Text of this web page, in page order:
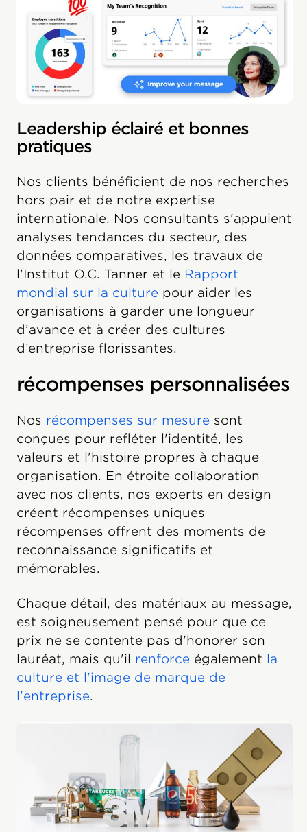
Leadership éclairé et bonnes
pratiques
Nos clients bénéficient de nos recherches
hors pair et de notre expertise
internationale. Nos consultants s'appuient
analyses tendances du secteur, des
données comparatives, les travaux de
l'Institut O.C. Tanner et le Rapport
mondial sur la culture pour aider les
organisations à garder une longueur
d’avance et à créer des cultures
d’entreprise florissantes.
récompenses personnalisées
Nos récompenses sur mesure sont
conçues pour refléter l'identité, les
valeurs et l'histoire propres à chaque
organisation. En étroite collaboration
avec nos clients, nos experts en design
créent récompenses uniques
récompenses offrent des moments de
reconnaissance significatifs et
mémorables.
Chaque détail, des matériaux au message,
est soigneusement pensé pour que ce
prix ne se contente pas d'honorer son
lauréat, mais qu'il renforce également la
culture et l'image de marque de
l'entreprise.